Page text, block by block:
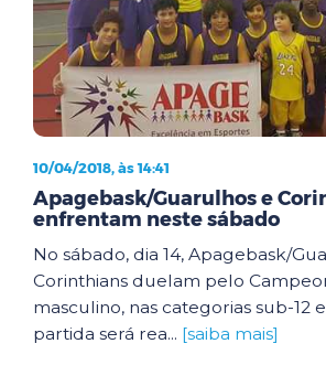
10/04/2018, às 14:41
Apagebask/Guarulhos e
enfrentam neste sábado
No sábado, dia 14, Apagebask/
Corinthians duelam pelo
masculino, nas categorias sub-12
partida será rea... [saiba mais]